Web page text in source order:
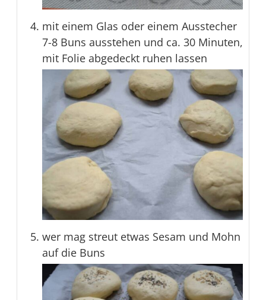
mit einem Glas oder einem Ausstecher
7-8 Buns ausstehen und ca. 30 Minuten,
mit Folie abgedeckt ruhen lassen
wer mag streut etwas Sesam und Mohn
auf die Buns